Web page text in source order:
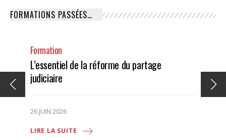
FORMATIONS PASSÉES…
Formation
L’essentiel de la réforme du partage
judiciaire
26 JUIN 2026
LIRE LA SUITE